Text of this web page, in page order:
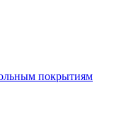
покрытиям